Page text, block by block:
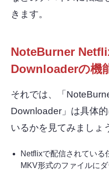
きます。
NoteBurner
Downloaderの機
それでは、「
Downloader」は具体
いるかを見てみましょ
Netflixで配信されている
MKV形式のファイルに